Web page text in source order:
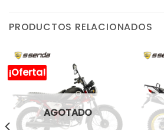
PRODUCTOS RELACIONADOS
¡Oferta!
AGOTADO